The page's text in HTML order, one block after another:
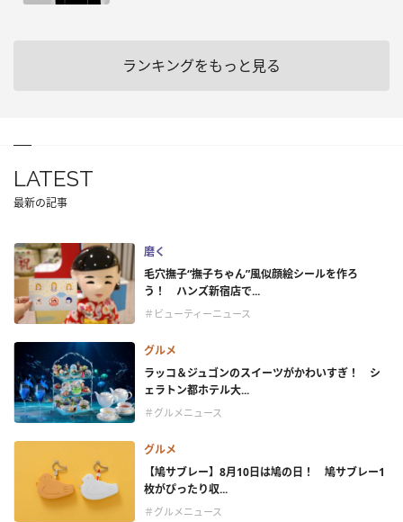
ランキングをもっと見る
LATEST
最新の記事
磨く
毛穴撫子“撫子ちゃん”風似顔絵シールを作ろ
う！ ハンズ新宿店で...
＃ビューティーニュース
グルメ
ラッコ＆ジュゴンのスイーツがかわいすぎ！ シ
ェラトン都ホテル大...
＃グルメニュース
グルメ
【鳩サブレー】8月10日は鳩の日！ 鳩サブレー1
枚がぴったり収...
＃グルメニュース